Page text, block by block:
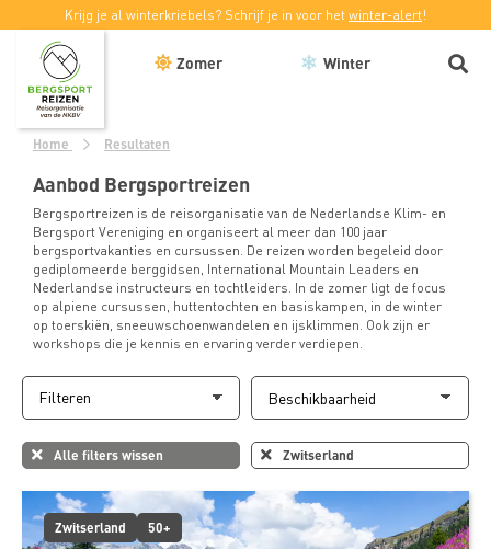
Krijg je al winterkriebels? Schrijf je in voor het winter-alert!
Zomer Winter
Home Resultaten
Aanbod Bergsportreizen
Bergsportreizen is de reisorganisatie van de Nederlandse Klim- en
Bergsport Vereniging en organiseert al meer dan 100 jaar
bergsportvakanties en cursussen. De reizen worden begeleid door
gediplomeerde berggidsen, International Mountain Leaders en
Nederlandse instructeurs en tochtleiders. In de zomer ligt de focus
op alpiene cursussen, huttentochten en basiskampen, in de winter
op toerskiën, sneeuwschoenwandelen en ijsklimmen. Ook zijn er
workshops die je kennis en ervaring verder verdiepen.
Filteren
Alle filters wissen Zwitserland
Zwitserland 50+